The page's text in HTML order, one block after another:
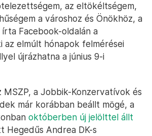
az eltökéltségem,
a városhoz és Önökhöz, a
írta Facebook-oldalán a
az elmúlt hónapok felmérései
újrázhatna a június 9-i
MSZP, a Jobbik-Konzervatívok és
már korábban beállt mögé, a
októberben új jelölttel állt
Hegedűs Andrea DK-s